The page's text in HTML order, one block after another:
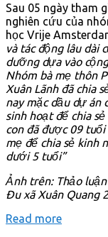
Sau 05 ngày tham
nghiên cứu của
học Vrije
và tác động lâu dài
dưỡng dựa vào
Nhóm bà mẹ thôn
Xuân Lãnh đã chia
nay mặc dầu dự án
sinh hoạt để chia
con đã được 09
mẹ để chia sẻ kinh
dưới 5 tuổi”
Ảnh trên: Thảo
Đu xã Xuân Quang 2
Read more